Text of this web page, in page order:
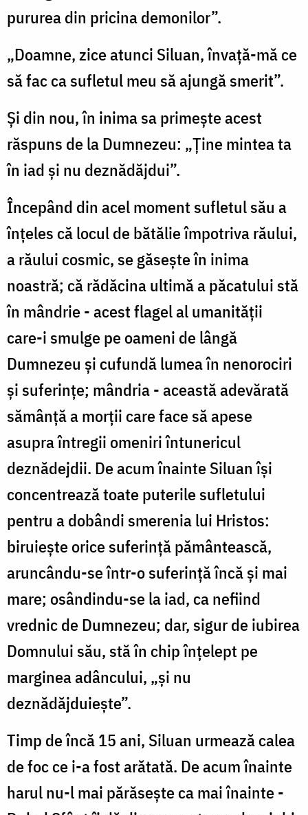
pururea din pricina demonilor”.
„Doamne, zice atunci Siluan, învață-mă ce
să fac ca sufletul meu să ajungă smerit”.
Și din nou, în inima sa primește acest
răspuns de la Dumnezeu: „Ține mintea ta
în iad și nu deznădăjdui”.
Începând din acel moment sufletul său a
înțeles că locul de bătălie împotriva răului,
a răului cosmic, se găsește în inima
noastră; că rădăcina ultimă a păcatului stă
în mândrie - acest flagel al umanității
care-i smulge pe oameni de lângă
Dumnezeu și cufundă lumea în nenorociri
și suferințe; mândria - această adevărată
sămânță a morții care face să apese
asupra întregii omeniri întunericul
deznădejdii. De acum înainte Siluan își
concentrează toate puterile sufletului
pentru a dobândi smerenia lui Hristos:
biruiește orice suferință pământească,
aruncându-se într-o suferință încă și mai
mare; osândindu-se la iad, ca nefiind
vrednic de Dumnezeu; dar, sigur de iubirea
Domnului său, stă în chip înțelept pe
marginea adâncului, „și nu
deznădăjduiește”.
Timp de încă 15 ani, Siluan urmează calea
de foc ce i-a fost arătată. De acum înainte
harul nu-l mai părăsește ca mai înainte -